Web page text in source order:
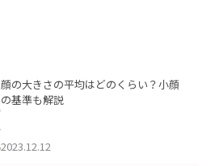
顔の大きさの平均はどのくらい？小顔
の基準も解説
2023.12.12